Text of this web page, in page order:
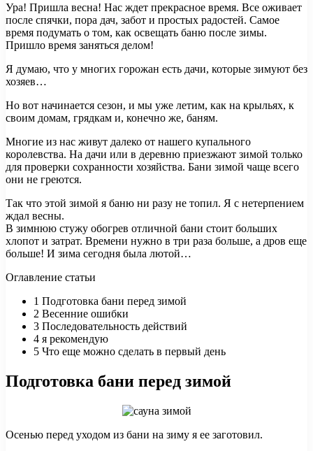
Ура! Пришла весна! Нас ждет прекрасное время. Все оживает
после спячки, пора дач, забот и простых радостей. Самое
время подумать о том, как освещать баню после зимы.
Пришло время заняться делом!
Я думаю, что у многих горожан есть дачи, которые зимуют без
хозяев…
Но вот начинается сезон, и мы уже летим, как на крыльях, к
своим домам, грядкам и, конечно же, баням.
Многие из нас живут далеко от нашего купального
королевства. На дачи или в деревню приезжают зимой только
для проверки сохранности хозяйства. Бани зимой чаще всего
они не греются.
Так что этой зимой я баню ни разу не топил. Я с нетерпением
ждал весны.
В зимнюю стужу обогрев отличной бани стоит больших
хлопот и затрат. Времени нужно в три раза больше, а дров еще
больше! И зима сегодня была лютой…
Оглавление статьи
1 Подготовка бани перед зимой
2 Весенние ошибки
3 Последовательность действий
4 я рекомендую
5 Что еще можно сделать в первый день
Подготовка бани перед зимой
Осенью перед уходом из бани на зиму я ее заготовил.